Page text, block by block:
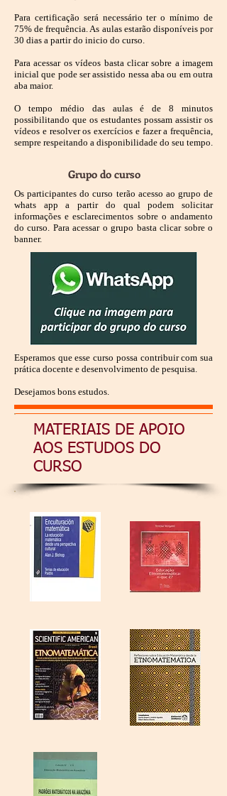
Para certificação será necessário ter o mínimo de
75% de frequência. As aulas estarão disponíveis por
30 dias a partir do inicio do curso.
Para acessar os vídeos basta clicar sobre a imagem
inicial que pode ser assistido nessa aba ou em outra
aba maior.
O tempo médio das aulas é de 8 minutos
possibilitando que os estudantes possam assistir os
vídeos e resolver os exercícios e fazer a frequência,
sempre respeitando a disponibilidade do seu tempo.
Grupo do curso
Os participantes do curso terão acesso ao grupo de
whats app a partir do qual podem solicitar
informações e esclarecimentos sobre o andamento
do curso. Para acessar o grupo basta clicar sobre o
banner.
Esperamos que esse curso possa contribuir com sua
prática docente e desenvolvimento de pesquisa.
Desejamos bons estudos.
MATERIAIS DE APOIO
AOS ESTUDOS DO
CURSO